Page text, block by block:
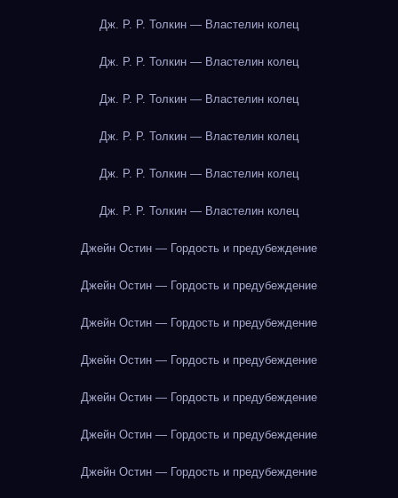
Дж. Р. Р. Толкин — Властелин колец
Дж. Р. Р. Толкин — Властелин колец
Дж. Р. Р. Толкин — Властелин колец
Дж. Р. Р. Толкин — Властелин колец
Дж. Р. Р. Толкин — Властелин колец
Дж. Р. Р. Толкин — Властелин колец
Джейн Остин — Гордость и предубеждение
Джейн Остин — Гордость и предубеждение
Джейн Остин — Гордость и предубеждение
Джейн Остин — Гордость и предубеждение
Джейн Остин — Гордость и предубеждение
Джейн Остин — Гордость и предубеждение
Джейн Остин — Гордость и предубеждение